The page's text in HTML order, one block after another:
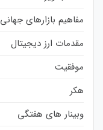
مفاهیم بازارهای جهانی
مقدمات ارز دیجیتال
موفقیت
هکر
وبینار های هفتگی